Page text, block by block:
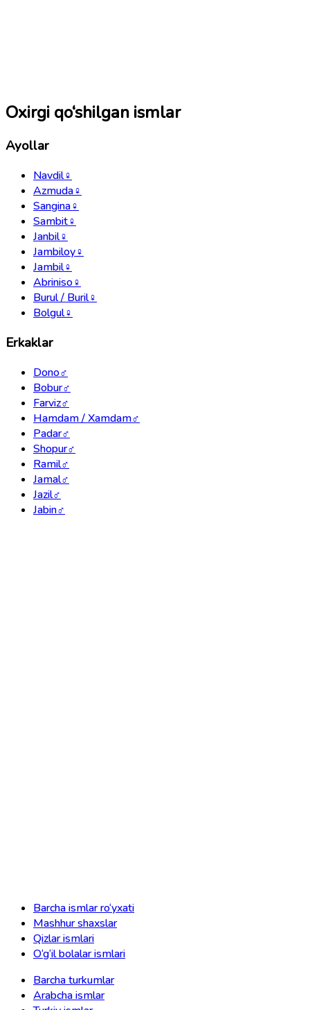
Oxirgi qo‘shilgan ismlar
Ayollar
Navdil♀
Azmuda♀
Sangina♀
Sambit♀
Janbil♀
Jambiloy♀
Jambil♀
Abriniso♀
Burul / Buril♀
Bolgul♀
Erkaklar
Dono♂
Bobur♂
Farviz♂
Hamdam / Xamdam♂
Padar♂
Shopur♂
Ramil♂
Jamal♂
Jazil♂
Jabin♂
Barcha ismlar ro‘yxati
Mashhur shaxslar
Qizlar ismlari
O‘g‘il bolalar ismlari
Barcha turkumlar
Arabcha ismlar